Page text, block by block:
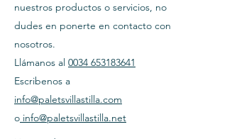
nuestros productos o servicios, no
dudes en ponerte en contacto con
nosotros.
Llámanos al 0034 653183641
Escribenos a
info@paletsvillastilla.com
o info@paletsvillastilla.net